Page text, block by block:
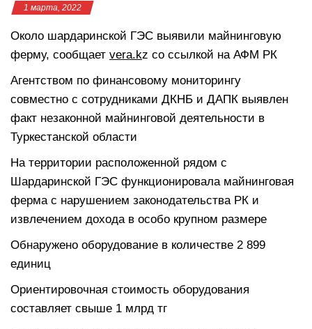
1 марта, 2022
Около шардаринской ГЭС выявили майнинговую
ферму, сообщает vera.kz со ссылкой на АФМ РК
Агентством по финансовому мониторингу
совместно с сотрудниками ДКНБ и ДАПК выявлен
факт незаконной майнинговой деятельности в
Туркестанской области
На территории расположенной рядом с
Шардаринской ГЭС функционировала майнинговая
ферма с нарушением законодательства РК и
извлечением дохода в особо крупном размере
Обнаружено оборудование в количестве 2 899
единиц
Ориентировочная стоимость оборудования
составляет свыше 1 млрд тг